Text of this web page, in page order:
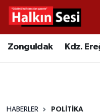
Zonguldak Kdz.
HABERLER POLITIKA
Video
Çaycuma
Merkez Hava